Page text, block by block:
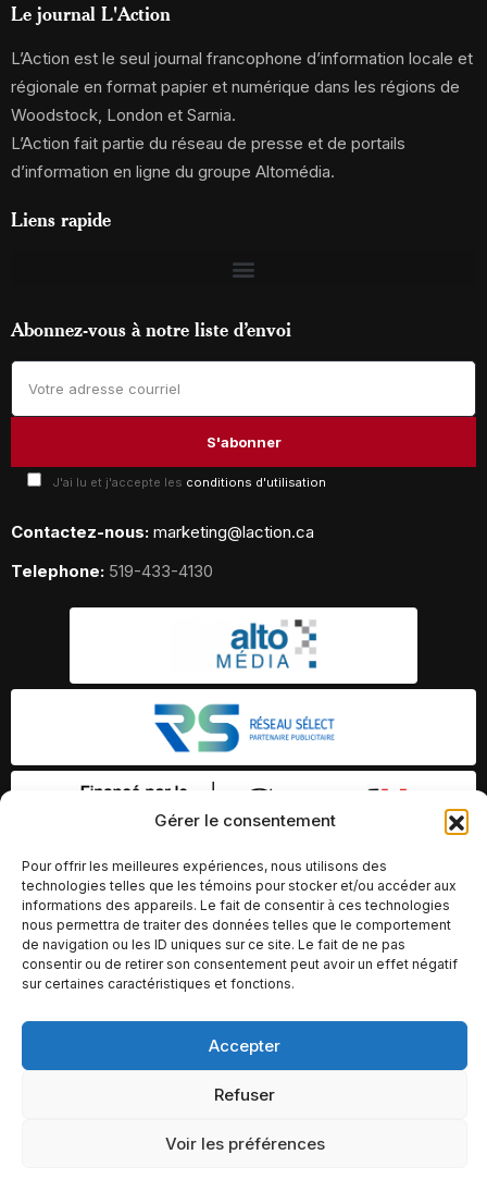
Gérer le consentement
Pour offrir les meilleures expériences, nous utilisons des
technologies telles que les témoins pour stocker et/ou accéder aux
informations des appareils. Le fait de consentir à ces technologies
nous permettra de traiter des données telles que le comportement
de navigation ou les ID uniques sur ce site. Le fait de ne pas
consentir ou de retirer son consentement peut avoir un effet négatif
sur certaines caractéristiques et fonctions.
Accepter
Refuser
Voir les préférences
Le journal L'Action
L’Action est le seul journal francophone d’information locale et
régionale en format papier et numérique dans les régions de
Woodstock, London et Sarnia.
L’Action fait partie du réseau de presse et de portails
d’information en ligne du groupe Altomédia.
Liens rapide
Abonnez-vous à notre liste d’envoi
J'ai lu et j'accepte les conditions d'utilisation
Contactez-nous: marketing@laction.ca
Telephone: 519-433-4130
© Copyright 2026 – Altomédia Inc |
Ce site internet a été conçu et développé par Chameleon Ideas